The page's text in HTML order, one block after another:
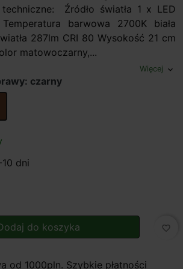
Źródło światła 1 x LED
barwowa 2700K biała
287lm CRI 80 Wysokość 21 cm
matowoczarny,...
Więcej expand_more
czarny
brąz
dni
do koszyka favorite_border
od 1000pln. Szybkie płatności